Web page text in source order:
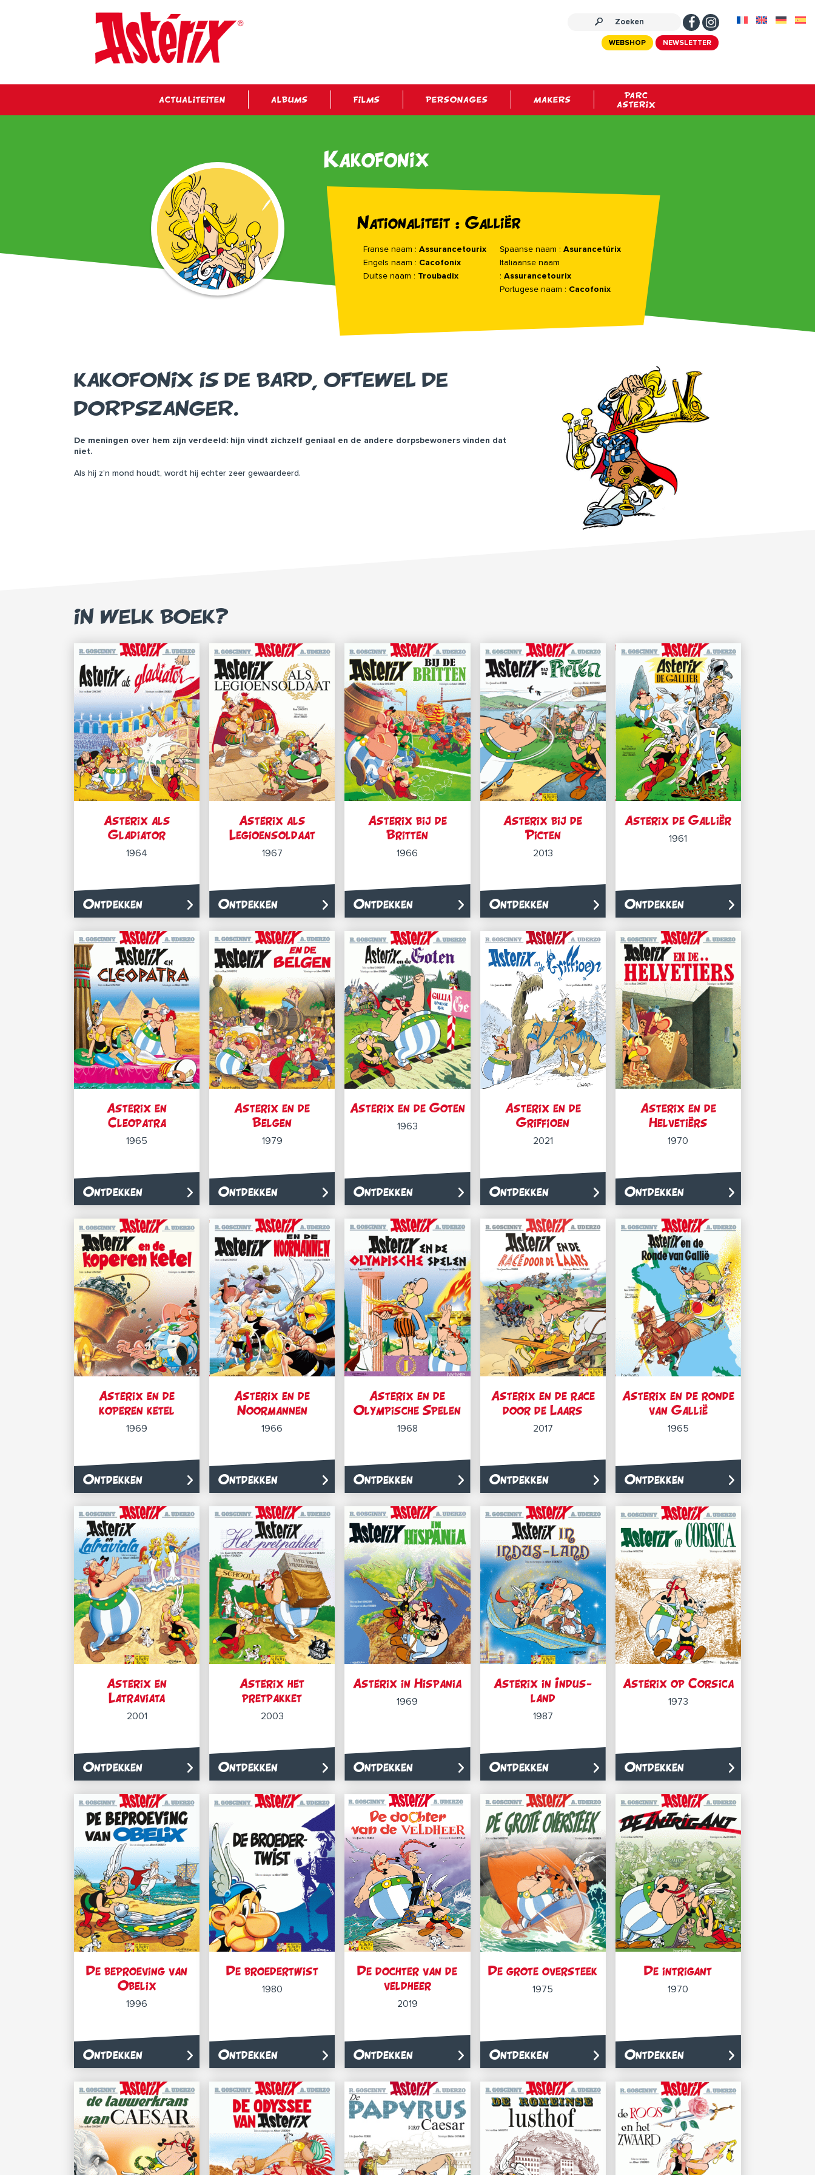
NEWSLETTER
WEBSHOP
ACTUALITEITEN ALBUMS FILMS PERSONAGES MAKERS
PARC
ASTERIX
Kakofonix
Nationaliteit : Galliër
Franse naam : Assurancetourix
Engels naam : Cacofonix
Duitse naam : Troubadix
Spaanse naam : Asurancetúrix
Italiaanse naam
: Assurancetourix
Portugese naam : Cacofonix
KAKOFONIX IS DE BARD, OFTEWEL DE
DORPSZANGER.
De meningen over hem zijn verdeeld: hijn vindt zichzelf geniaal en de andere dorpsbewoners vinden dat
niet.
Als hij z’n mond houdt, wordt hij echter zeer gewaardeerd.
IN WELK BOEK?
Asterix als
Gladiator
1964
Ontdekken
Asterix als
Legioensoldaat
1967
Ontdekken
Asterix bij de
Britten
1966
Ontdekken
Asterix bij de
Picten
2013
Ontdekken
Asterix de Galliër
1961
Ontdekken
Asterix en
Cleopatra
1965
Ontdekken
Asterix en de
Belgen
1979
Ontdekken
Asterix en de Goten
1963
Ontdekken
Asterix en de
Griffioen
2021
Ontdekken
Asterix en de
Helvetiërs
1970
Ontdekken
Asterix en de
koperen ketel
1969
Ontdekken
Asterix en de
Noormannen
1966
Ontdekken
Asterix en de
Olympische Spelen
1968
Ontdekken
Asterix en de race
door de Laars
2017
Ontdekken
Asterix en de ronde
van Gallië
1965
Ontdekken
Asterix en
Latraviata
2001
Ontdekken
Asterix het
pretpakket
2003
Ontdekken
Asterix in Hispania
1969
Ontdekken
Asterix in Indus-
land
1987
Ontdekken
Asterix op Corsica
1973
Ontdekken
De beproeving van
Obelix
1996
Ontdekken
De broedertwist
1980
Ontdekken
De dochter van de
veldheer
2019
Ontdekken
De grote oversteek
1975
Ontdekken
De intrigant
1970
Ontdekken